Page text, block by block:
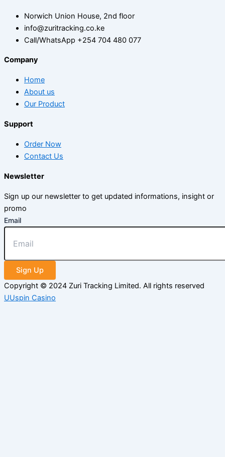
Norwich Union House, 2nd floor
info@zuritracking.co.ke
Call/WhatsApp +254 704 480 077
Company
Home
About us
Our Product
Support
Order Now
Contact Us
Newsletter
Sign up our newsletter to get updated informations, insight or
promo
Email
Sign Up
Copyright © 2024 Zuri Tracking Limited. All rights reserved
UUspin Casino